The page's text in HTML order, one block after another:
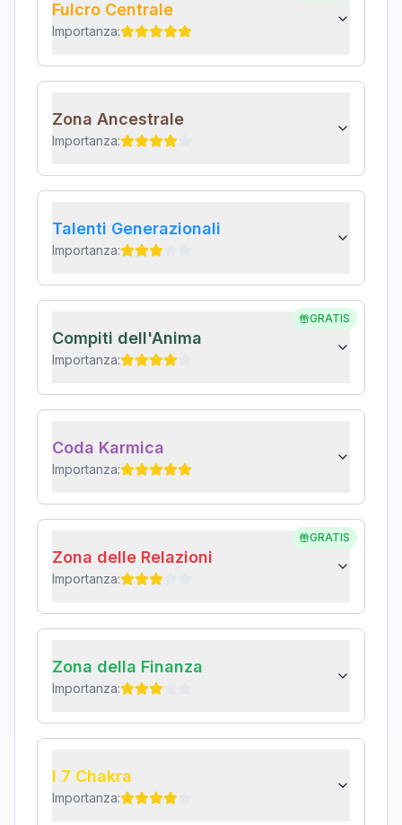
Fulcro Centrale
Importanza:
Zona Ancestrale
Importanza:
Talenti Generazionali
Importanza:
GRATIS
Compiti dell'Anima
Importanza:
Coda Karmica
Importanza:
GRATIS
Zona delle Relazioni
Importanza:
Zona della Finanza
Importanza:
I 7 Chakra
Importanza: